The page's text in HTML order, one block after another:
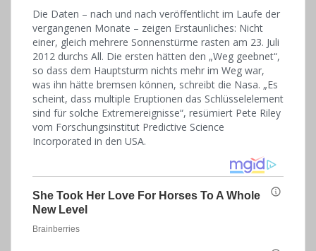
Die Daten – nach und nach veröffentlicht im Laufe der
vergangenen Monate – zeigen Erstaunliches: Nicht
einer, gleich mehrere Sonnenstürme rasten am 23. Juli
2012 durchs All. Die ersten hätten den „Weg geebnet“,
so dass dem Hauptsturm nichts mehr im Weg war,
was ihn hätte bremsen können, schreibt die Nasa. „Es
scheint, dass multiple Eruptionen das Schlüsselelement
sind für solche Extremereignisse“, resümiert Pete Riley
vom Forschungsinstitut Predictive Science
Incorporated in den USA.